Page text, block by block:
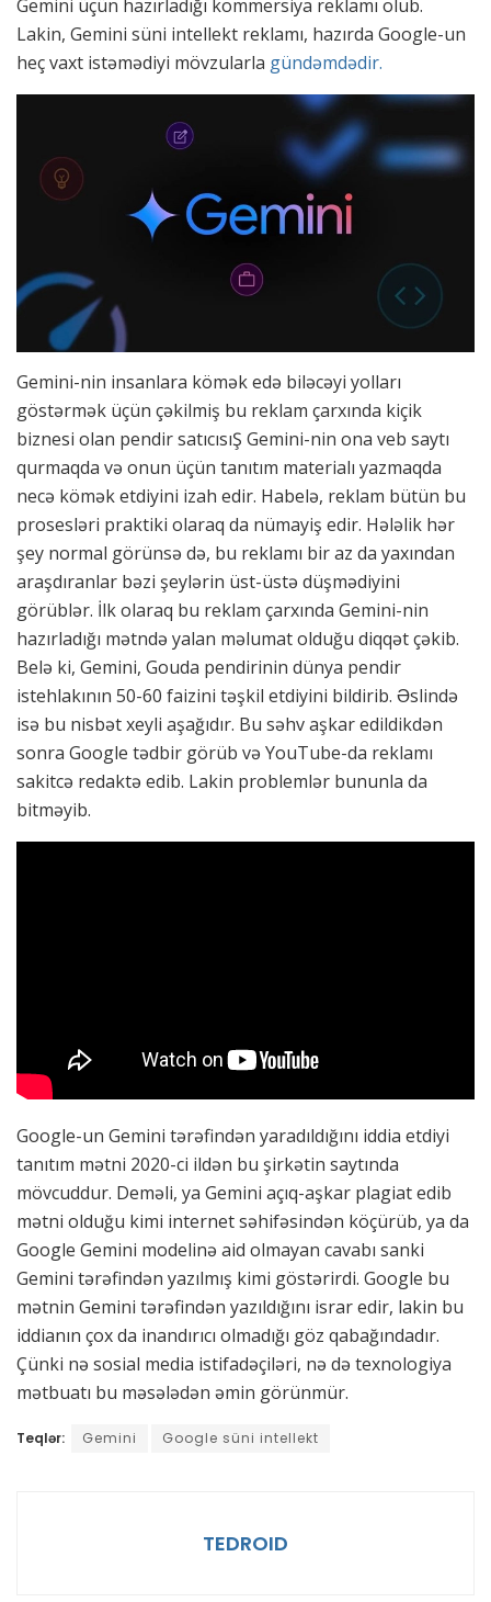
Gemini üçün hazırladığı kommersiya reklamı olub.
Lakin, Gemini süni intellekt reklamı, hazırda Google-un
heç vaxt istəmədiyi mövzularla gündəmdədir.
Gemini-nin insanlara kömək edə biləcəyi yolları
göstərmək üçün çəkilmiş bu reklam çarxında kiçik
biznesi olan pendir satıcısıŞ Gemini-nin ona veb saytı
qurmaqda və onun üçün tanıtım materialı yazmaqda
necə kömək etdiyini izah edir. Habelə, reklam bütün bu
prosesləri praktiki olaraq da nümayiş edir. Hələlik hər
şey normal görünsə də, bu reklamı bir az da yaxından
araşdıranlar bəzi şeylərin üst-üstə düşmədiyini
görüblər. İlk olaraq bu reklam çarxında Gemini-nin
hazırladığı mətndə yalan məlumat olduğu diqqət çəkib.
Belə ki, Gemini, Gouda pendirinin dünya pendir
istehlakının 50-60 faizini təşkil etdiyini bildirib. Əslində
isə bu nisbət xeyli aşağıdır. Bu səhv aşkar edildikdən
sonra Google tədbir görüb və YouTube-da reklamı
sakitcə redaktə edib. Lakin problemlər bununla da
bitməyib.
Google-un Gemini tərəfindən yaradıldığını iddia etdiyi
tanıtım mətni 2020-ci ildən bu şirkətin saytında
mövcuddur. Deməli, ya Gemini açıq-aşkar plagiat edib
mətni olduğu kimi internet səhifəsindən köçürüb, ya da
Google Gemini modelinə aid olmayan cavabı sanki
Gemini tərəfindən yazılmış kimi göstərirdi. Google bu
mətnin Gemini tərəfindən yazıldığını israr edir, lakin bu
iddianın çox da inandırıcı olmadığı göz qabağındadır.
Çünki nə sosial media istifadəçiləri, nə də texnologiya
mətbuatı bu məsələdən əmin görünmür.
Teqlər: Gemini Google süni intellekt
TEDROID